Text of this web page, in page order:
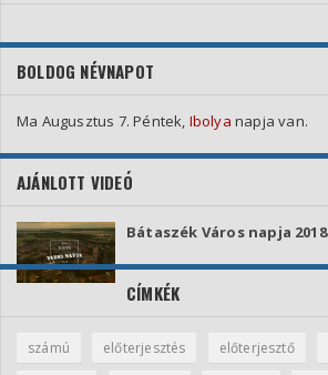
BOLDOG NÉVNAPOT
Ma Augusztus 7. Péntek, Ibolya napja van.
AJÁNLOTT VIDEÓ
Bátaszék Város napja 2018
CÍMKÉK
számú előterjesztés előterjesztő